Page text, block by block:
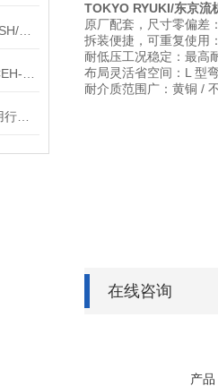
TOKYO RYUKI/东京流
原厂配套，尺寸零偏差
拆装便捷，可重复使用
耐低压工况稳定 ：最高
布局灵活省空间 ：L 型
耐介质范围广 ：黄铜 /
在线咨询
产品